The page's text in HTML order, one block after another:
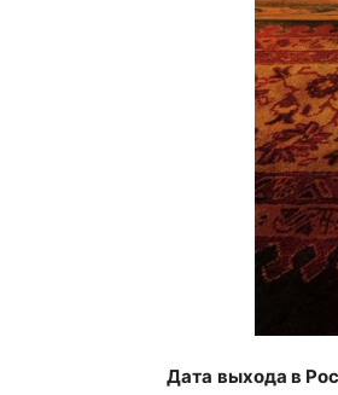
Дата выхода в